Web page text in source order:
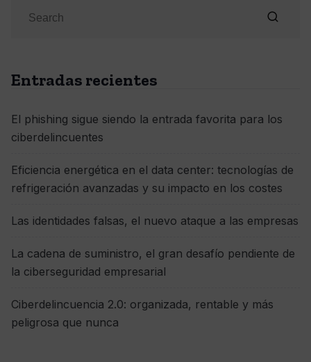
Entradas recientes
El phishing sigue siendo la entrada favorita para los
ciberdelincuentes
Eficiencia energética en el data center: tecnologías de
refrigeración avanzadas y su impacto en los costes
Las identidades falsas, el nuevo ataque a las empresas
La cadena de suministro, el gran desafío pendiente de
la ciberseguridad empresarial
Ciberdelincuencia 2.0: organizada, rentable y más
peligrosa que nunca